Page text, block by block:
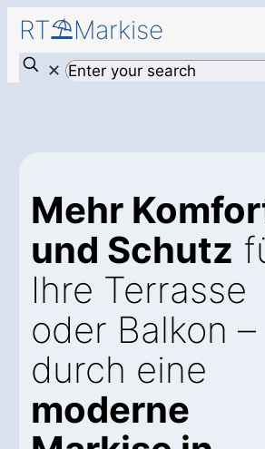
RT⛱️Markise
✕
Mehr
und Schutz
Ihre Terrasse
oder Balkon –
durch eine
moderne